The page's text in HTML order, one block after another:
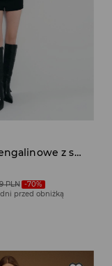
Mikroszorty bengalinowe z szerokim pasem czarne
PLN -70%
przed obniżką